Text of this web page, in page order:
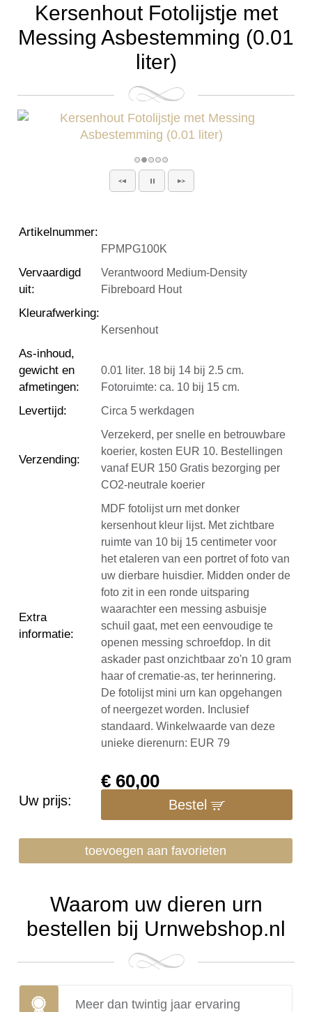
Kersenhout Fotolijstje met
Messing Asbestemming (0.01
liter)
Artikelnummer:
FPMPG100K
Vervaardigd
uit:
Verantwoord Medium-Density
Fibreboard Hout
Kleurafwerking:
Kersenhout
As-inhoud,
gewicht en
afmetingen:
0.01 liter. 18 bij 14 bij 2.5 cm.
Fotoruimte: ca. 10 bij 15 cm.
Levertijd: Circa 5 werkdagen
Verzending:
Verzekerd, per snelle en betrouwbare
koerier, kosten EUR 10. Bestellingen
vanaf EUR 150 Gratis bezorging per
CO2-neutrale koerier
Extra
informatie:
MDF fotolijst urn met donker
kersenhout kleur lijst. Met zichtbare
ruimte van 10 bij 15 centimeter voor
het etaleren van een portret of foto van
uw dierbare huisdier. Midden onder de
foto zit in een ronde uitsparing
waarachter een messing asbuisje
schuil gaat, met een eenvoudige te
openen messing schroefdop. In dit
askader past onzichtbaar zo'n 10 gram
haar of crematie-as, ter herinnering.
De fotolijst mini urn kan opgehangen
of neergezet worden. Inclusief
standaard. Winkelwaarde van deze
unieke dierenurn: EUR 79
Uw prijs:
€ 60,00
Bestel
toevoegen aan favorieten
Waarom uw dieren urn
bestellen bij Urnwebshop.nl
Meer dan twintig jaar ervaring